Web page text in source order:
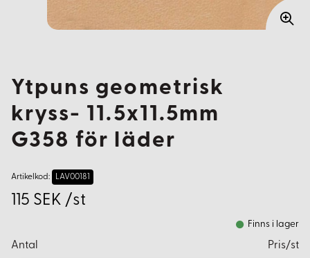
Ytpuns geometrisk
kryss- 11.5x11.5mm
G358 för läder
Artikelkod: LAV00181
115 SEK /st
Finns i lager
Antal Pris/st